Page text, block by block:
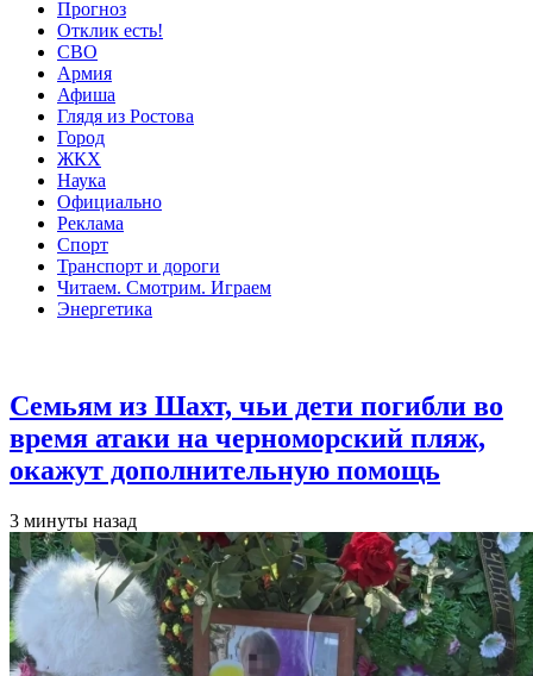
Прогноз
Отклик есть!
СВО
Армия
Афиша
Глядя из Ростова
Город
ЖКХ
Наука
Официально
Реклама
Спорт
Транспорт и дороги
Читаем. Смотрим. Играем
Энергетика
Семьям из Шахт, чьи дети погибли во
время атаки на черноморский пляж,
окажут дополнительную помощь
3 минуты назад